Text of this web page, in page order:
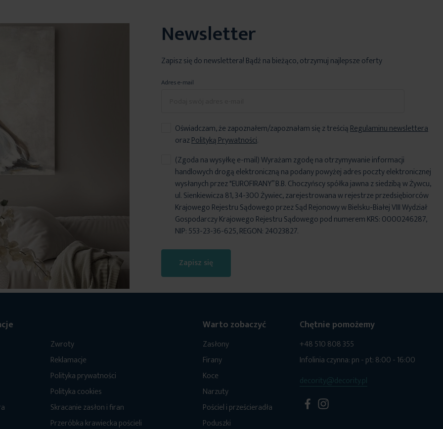
Newsletter
Zapisz się do newslettera! Bądź na bieżąco, otrzymuj najlepsze oferty
Adres e-mail
Oświadczam, że zapoznałem/zapoznałam się z treściąRegulaminu newslettera
orazPolityką Prywatności.
Zapisz się
(Zgoda na wysyłkę e-mail) Wyrażam zgodę na otrzymywanie informacji
handlowych drogą elektroniczną na podany powyżej adres poczty elektronicznej
wysłanych przez "EUROFIRANY” B.B. Choczyńscy spółka jawna z siedzibą w Żywcu,
ul. Sienkiewicza 81, 34-300 Żywiec, zarejestrowana w rejestrze przedsiębiorców
Krajowego Rejestru Sądowego przez Sąd Rejonowy w Bielsku-Białej VIII Wydział
Gospodarczy Krajowego Rejestru Sądowego pod numerem KRS: 0000246287,
NIP: 553-23-36-625, REGON: 24023827.
Zwroty
Reklamacje
Polityka prywatności
Polityka cookies
Skracanie zasłon i firan
Przeróbka krawiecka pościeli
Warto zobaczyć
Zasłony
Firany
Koce
Narzuty
Pościel i prześcieradła
Poduszki
Chętnie pomożemy
+48 510 808 355
Infolinia czynna: pn - pt: 8:00 - 16:00
decority@decority.pl